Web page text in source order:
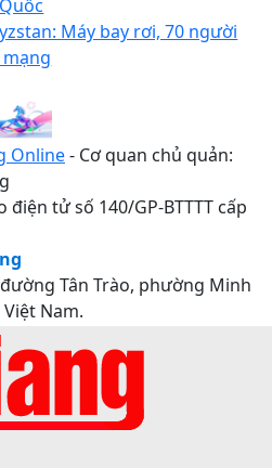
Máy bay rơi, 70 người
Online- Cơ quan chủ quản:
tử số 140/GP-BTTTT cấp
Tân Trào, phường Minh
Nam.
0207.3817155 / Fax: